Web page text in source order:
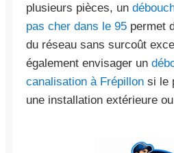
plusieurs pièces, un
pas cher dans le 95 permet
du réseau sans surcoût
également envisager un
canalisation à Frépillon si le
une installation extérieure